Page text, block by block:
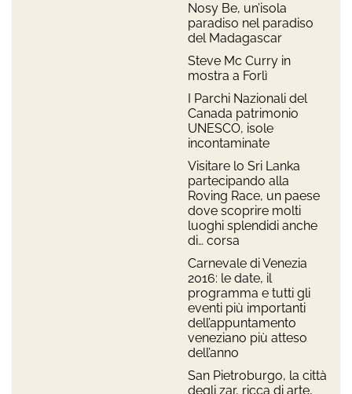
Nosy Be, un’isola
paradiso nel paradiso
del Madagascar
Steve Mc Curry in
mostra a Forlì
I Parchi Nazionali del
Canada patrimonio
UNESCO, isole
incontaminate
Visitare lo Sri Lanka
partecipando alla
Roving Race, un paese
dove scoprire molti
luoghi splendidi anche
di… corsa
Carnevale di Venezia
2016: le date, il
programma e tutti gli
eventi più importanti
dell’appuntamento
veneziano più atteso
dell’anno
San Pietroburgo, la città
degli zar, ricca di arte,